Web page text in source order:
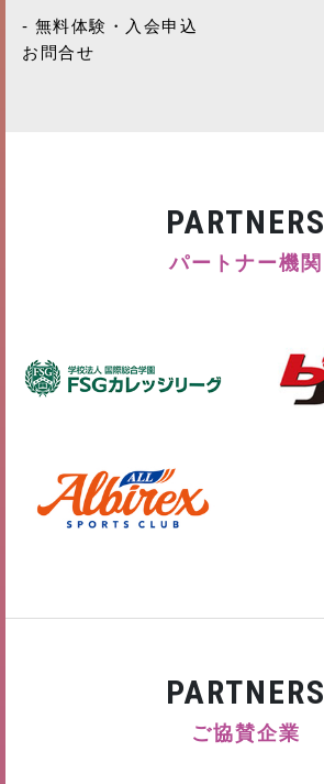
無料体験・入会申込
お問合せ
PARTNERS
パートナー機関
PARTNERS
ご協賛企業